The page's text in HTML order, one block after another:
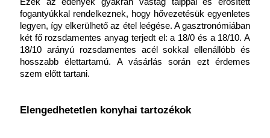
fogantyúkkal rendelkeznek, hogy hővezetésük egyenletes
legyen, így elkerülhető az étel leégése. A gasztronómiában
két fő rozsdamentes anyag terjedt el: a 18/0 és a 18/10. A
18/10 arányú rozsdamentes acél sokkal ellenállóbb és
hosszabb élettartamú. A vásárlás során ezt érdemes
szem előtt tartani.
Elengedhetetlen konyhai tartozékok